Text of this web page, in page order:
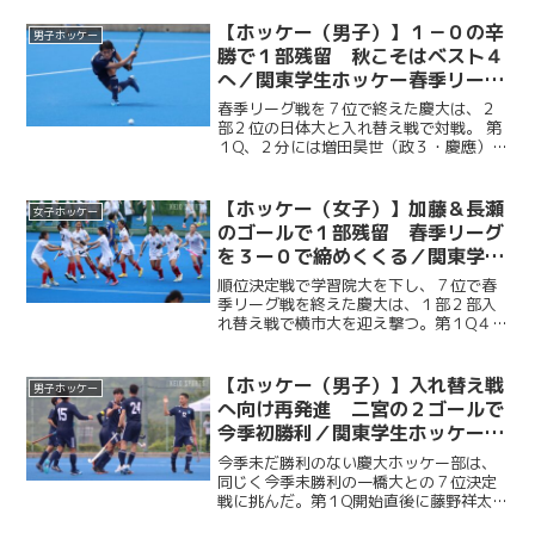
男子ホッケー
【ホッケー（男子）】１－０の辛
勝で１部残留 秋こそはベスト４
へ／関東学生ホッケー春季リーグ
１部２部入れ替え戦 VS日本体育
大
春季リーグ戦を７位で終えた慶大は、２
部２位の日体大と入れ替え戦で対戦。 第
１Q、２分には増田昊世（政３・慶應）
ルには繋がらず。しかし、第２Q２分には
二宮怜（法３・慶應）が...
女子ホッケー
【ホッケー（女子）】加藤＆長瀬
のゴールで１部残留 春季リーグ
を３ー０で締めくくる／関東学生
ホッケー春季リーグ１部２部入れ
替え戦 VS横浜市立大
順位決定戦で学習院大を下し、７位で春
季リーグ戦を終えた慶大は、１部２部入
れ替え戦で横市大を迎え撃つ。第１Q４
長瀬莉奈（法４・共立女子）がPCから追
加点を奪う。さらに...
男子ホッケー
【ホッケー（男子）】入れ替え戦
へ向け再発進 二宮の２ゴールで
今季初勝利／関東学生ホッケー春
季リーグ７位決定戦 VS一橋大
今季未だ勝利のない慶大ホッケー部は、
同じく今季未勝利の一橋大との７位決定
戦に挑んだ。第１Q開始直後に藤野祥太郎